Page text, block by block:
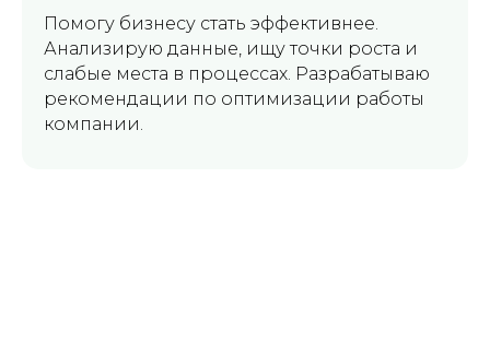
Помогу бизнесу стать эффективнее.
Анализирую данные, ищу точки роста и
слабые места в процессах. Разрабатываю
рекомендации по оптимизации работы
компании.